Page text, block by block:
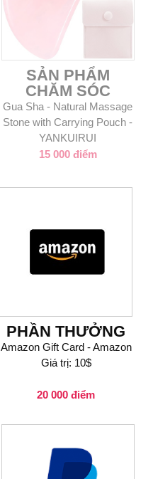
SẢN PHẨM
CHĂM SÓC
Gua Sha - Natural Massage
Stone with Carrying Pouch -
YANKUIRUI
15 000 điểm
PHẦN THƯỞNG
Amazon Gift Card - Amazon
Giá trị: 10$
20 000 điểm